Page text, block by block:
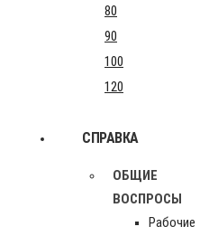
80
90
100
120
СПРАВКА
ОБЩИЕ
ВОСПРОСЫ
Рабочие